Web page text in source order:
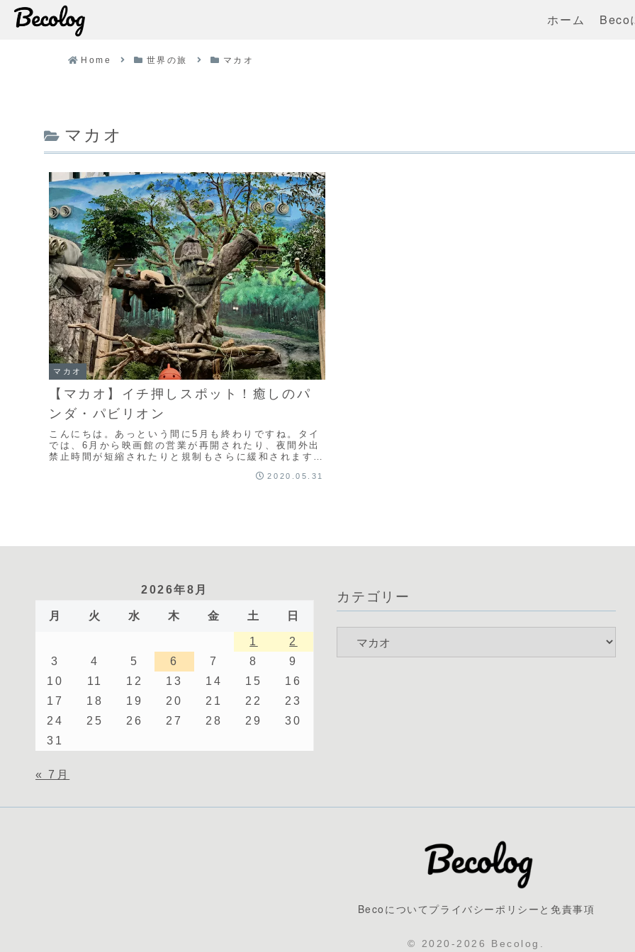
ホーム Beco
Home 世界の旅 マカオ
マカオ
マカオ
【マカオ】イチ押しスポット！癒しのパ
ンダ・パビリオン
こんにちは。あっという間に5月も終わりですね。タイ
では、6月から映画館の営業が再開されたり、夜間外出
禁止時間が短縮されたりと規制もさらに緩和されます
2020.05.31
2026年8月
月 火 水 木 金 土 日
1
2
3
4 5 6 7 8
9
10
11 12 13 14 15
16
17
18 19 20 21 22
23
24
25 26 27 28 29
30
31
« 7月
カテゴリー
Becoについて プライバシーポリシーと免責事項
© 2020-2026 Becolog.